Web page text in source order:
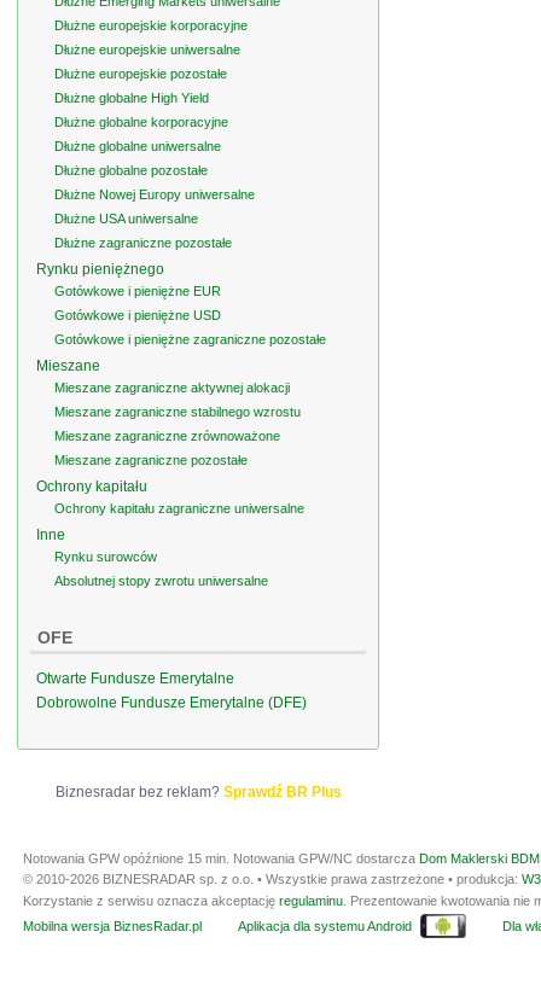
Dłużne europejskie korporacyjne
Dłużne europejskie uniwersalne
Dłużne europejskie pozostałe
Dłużne globalne High Yield
Dłużne globalne korporacyjne
Dłużne globalne uniwersalne
Dłużne globalne pozostałe
Dłużne Nowej Europy uniwersalne
Dłużne USA uniwersalne
Dłużne zagraniczne pozostałe
Rynku pieniężnego
Gotówkowe i pieniężne EUR
Gotówkowe i pieniężne USD
Gotówkowe i pieniężne zagraniczne pozostałe
Mieszane
Mieszane zagraniczne aktywnej alokacji
Mieszane zagraniczne stabilnego wzrostu
Mieszane zagraniczne zrównoważone
Mieszane zagraniczne pozostałe
Ochrony kapitału
Ochrony kapitału zagraniczne uniwersalne
Inne
Rynku surowców
Absolutnej stopy zwrotu uniwersalne
OFE
Otwarte Fundusze Emerytalne
Dobrowolne Fundusze Emerytalne (DFE)
Biznesradar bez reklam? Sprawdź BR Plus
Notowania GPW opóźnione 15 min. Notowania GPW/NC dostarcza Dom Maklerski
© 2010-2026 BIZNESRADAR sp. z o.o. • Wszystkie prawa zastrzeżone • produkcja:
Korzystanie z serwisu oznacza akceptację regulaminu . Prezentowanie kwotowania
Mobilna wersja BiznesRadar.pl
Aplikacja dla systemu Android Dla